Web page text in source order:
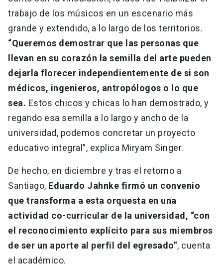
trabajo de los músicos en un escenario más
grande y extendido, a lo largo de los territorios.
“Queremos demostrar que las personas que
llevan en su corazón la semilla del arte pueden
dejarla florecer independientemente de si son
médicos, ingenieros, antropólogos o lo que
sea. Estos chicos y chicas lo han demostrado, y
regando esa semilla a lo largo y ancho de la
universidad, podemos concretar un proyecto
educativo integral”, explica Miryam Singer.
De hecho, en diciembre y tras el retorno a
Santiago, Eduardo Jahnke firmó un convenio
que transforma a esta orquesta en una
actividad co-curricular de la universidad, “con
el reconocimiento explícito para sus miembros
de ser un aporte al perfil del egresado”, cuenta
el académico.